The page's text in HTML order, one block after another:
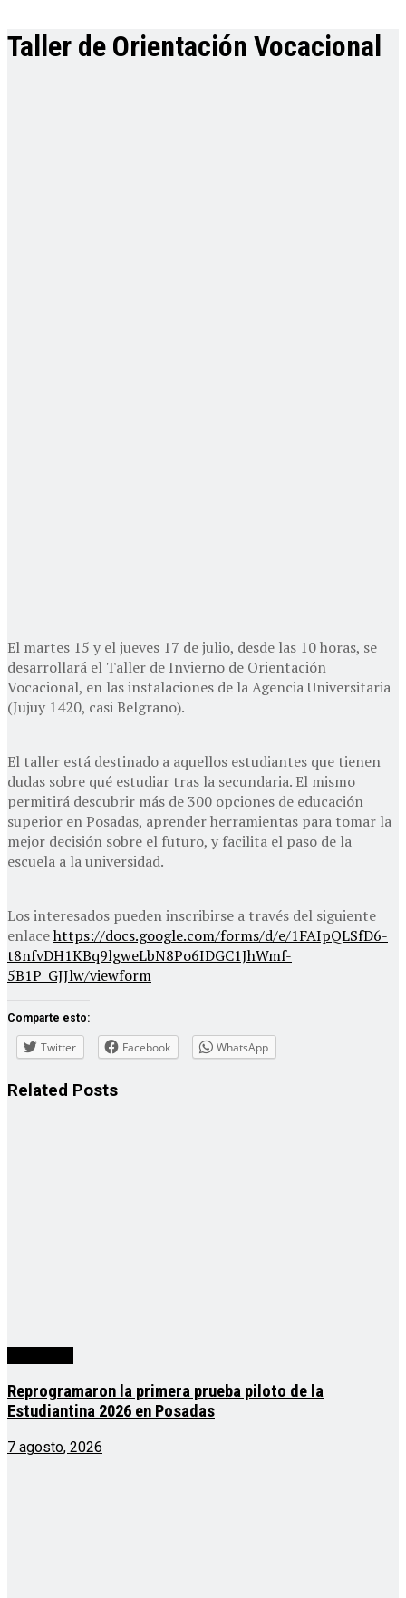
Taller de Orientación Vocacional
El martes 15 y el jueves 17 de julio, desde las 10 horas, se
desarrollará el Taller de Invierno de Orientación
Vocacional, en las instalaciones de la Agencia Universitaria
(Jujuy 1420, casi Belgrano).
El taller está destinado a aquellos estudiantes que tienen
dudas sobre qué estudiar tras la secundaria. El mismo
permitirá descubrir más de 300 opciones de educación
superior en Posadas, aprender herramientas para tomar la
mejor decisión sobre el futuro, y facilita el paso de la
escuela a la universidad.
Los interesados pueden inscribirse a través del siguiente
enlacehttps://docs.google.com/forms/d/e/1FAIpQLSfD6-
t8nfvDH1KBq9lgweLbN8Po6IDGC1JhWmf-
5B1P_GJJlw/viewform
Comparte esto:
Twitter Facebook WhatsApp
Related Posts
Reprogramaron la primera prueba piloto de la
Estudiantina 2026 en Posadas
7 agosto, 2026